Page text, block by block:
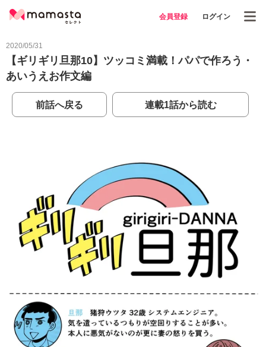
会員登録 ログイン
2020/05/31
【ギリギリ旦那10】ツッコミ満載！パパで作ろう・
あいうえお作文編
前話へ戻る 連載1話から読む